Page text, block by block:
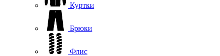
Куртки
Брюки
Флис